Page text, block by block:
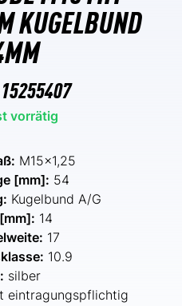
KUGELBUND
15255407
vorrätig
M15x1,25
[mm]: 54
Kugelbund A/G
14
17
10.9
silber
eintragungspflichtig